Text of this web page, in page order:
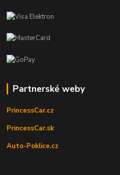
Partnerské weby
PrincessCar.cz
PrincessCar.sk
Auto-Poklice.cz